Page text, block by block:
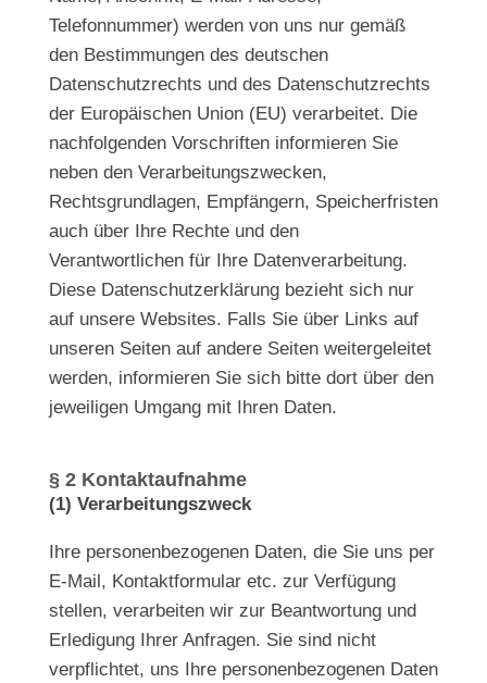
Telefonnummer) werden von uns nur gemäß
den Bestimmungen des deutschen
Datenschutzrechts und des Datenschutzrechts
der Europäischen Union (EU) verarbeitet. Die
nachfolgenden Vorschriften informieren Sie
neben den Verarbeitungszwecken,
Rechtsgrundlagen, Empfängern, Speicherfristen
auch über Ihre Rechte und den
Verantwortlichen für Ihre Datenverarbeitung.
Diese Datenschutzerklärung bezieht sich nur
auf unsere Websites. Falls Sie über Links auf
unseren Seiten auf andere Seiten weitergeleitet
werden, informieren Sie sich bitte dort über den
jeweiligen Umgang mit Ihren Daten.
§ 2 Kontaktaufnahme
(1) Verarbeitungszweck
Ihre personenbezogenen Daten, die Sie uns per
E-Mail, Kontaktformular etc. zur Verfügung
stellen, verarbeiten wir zur Beantwortung und
Erledigung Ihrer Anfragen. Sie sind nicht
verpflichtet, uns Ihre personenbezogenen Daten